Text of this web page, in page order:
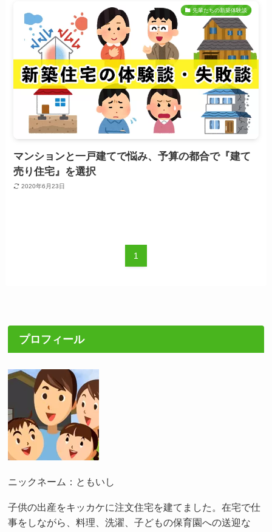
先輩たちの新築体験談
マンションと一戸建てで悩み、予算の都合で『建て
売り住宅』を選択
2020年6月23日
1
プロフィール
ニックネーム：ともいし
子供の出産をキッカケに注文住宅を建てました。在宅で仕
事をしながら、料理、洗濯、子どもの保育園への送迎な